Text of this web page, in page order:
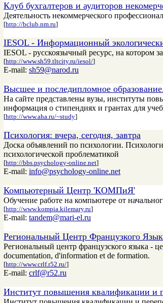
Клуб бухгалтеров и аудиторов
Деятельность некоммерческого
[http://bclub.nm.ru]
IESOL - Информационный
IESOL - русскоязычный ресурс, на котором
[http://www.sh59.tltcity.ru/iesol/]
E-mail: sh59@narod.ru
Высшее и последипломное
На сайте представлены вузы, институты
информация о стипендиях и грантах для
[http://www.aha.ru/~study]
Психология: вчера, сегодня, завтра
Доска объявлений по психологии.
психологической проблематикой
[http://bbs.psychology-online.net]
E-mail: info@psychology-online.net
Компьютерный Центр 'КОМПиЯ'
Обучение работе на компьютере от
[http://www.kompia.kilemary.ru]
E-mail: tandem@mari-el.ru
Региональный Центр Французкого
Региональный центр французского языка -
documentation, d'information et de formation.
[http://www.crlf.r52.ru/]
E-mail: crlf@r52.ru
Институт повышения квалификации и